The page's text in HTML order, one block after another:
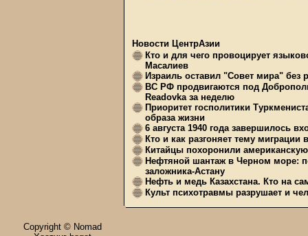
Новости ЦентрАзии
Кто и для чего провоцирует
Масалиев
Израиль оставил "Совет мира" без
ВС РФ продвигаются под
Readovka за неделю
Приоритет госполитики
образа жизни
6 августа 1940 года завершилось
Кто и как разгоняет тему миграции
Китайцы похоронили
Нефтяной шантаж в Черном море:
заложника-Астану
Нефть и медь Казахстана. Кто на
Культ психотравмы разрушает и
Copyright © Nomad